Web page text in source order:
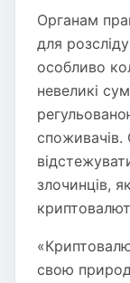
Органам
для
особливо
невеликі
злочинців,
свою